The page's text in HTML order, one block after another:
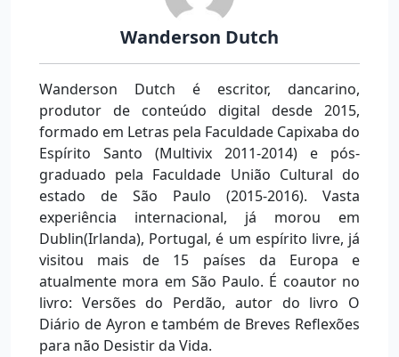
Wanderson Dutch
Wanderson Dutch é escritor, dancarino,
produtor de conteúdo digital desde 2015,
formado em Letras pela Faculdade Capixaba do
Espírito Santo (Multivix 2011-2014) e pós-
graduado pela Faculdade União Cultural do
estado de São Paulo (2015-2016). Vasta
experiência internacional, já morou em
Dublin(Irlanda), Portugal, é um espírito livre, já
visitou mais de 15 países da Europa e
atualmente mora em São Paulo. É coautor no
livro: Versões do Perdão, autor do livro O
Diário de Ayron e também de Breves Reflexões
para não Desistir da Vida.